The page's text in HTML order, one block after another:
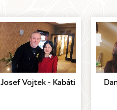
Josef Vojtek - Kabáti